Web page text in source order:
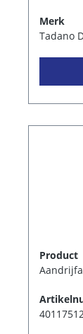
Merk
Tadano
Product